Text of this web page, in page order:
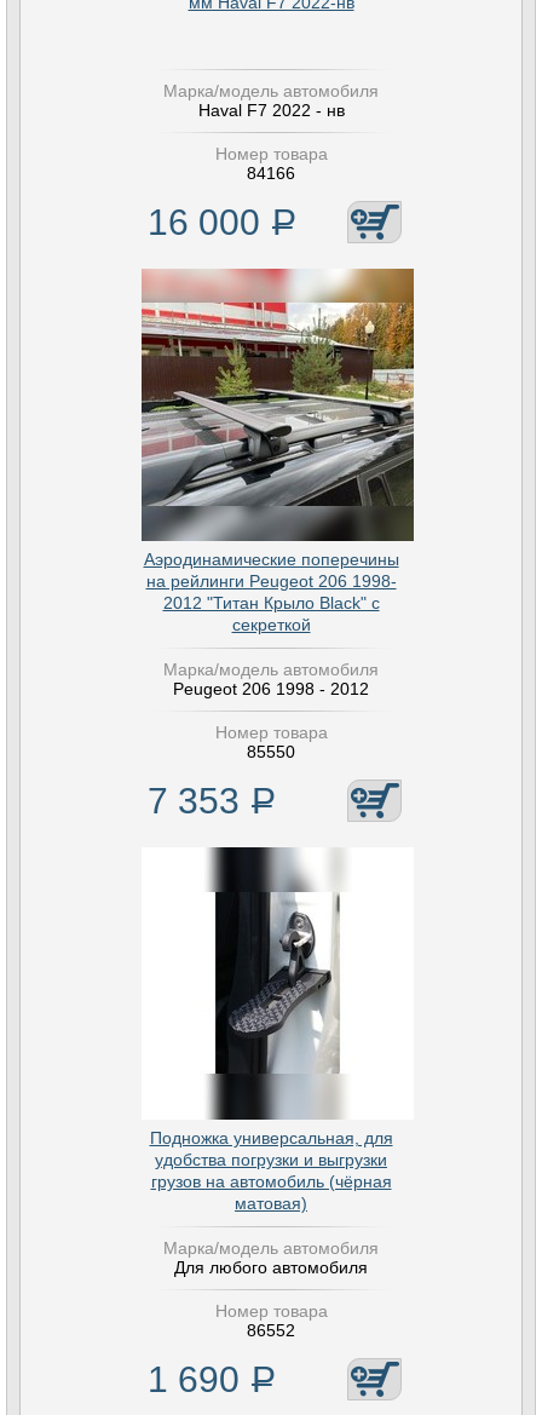
Марка/модель автомобиля
Haval F7 2022 - нв
Номер товара
84166
16 000 Р
Аэродинамические поперечины
на рейлинги Peugeot 206 1998-
2012 "Титан Крыло Black" с
секреткой
Марка/модель автомобиля
Peugeot 206 1998 - 2012
Номер товара
85550
7 353 Р
Подножка универсальная, для
удобства погрузки и выгрузки
грузов на автомобиль (чёрная
матовая)
Марка/модель автомобиля
Для любого автомобиля
Номер товара
86552
1 690 Р